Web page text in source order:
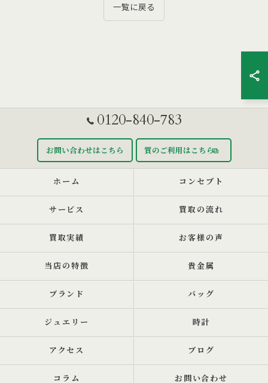
一覧に戻る
0120-840-783
お問い合わせはこちら 質のご利用はこちら
ホーム コンセプト
サービス 買取の流れ
買取実績 お客様の声
当店の特徴 貴金属
ブランド バッグ
ジュエリー 時計
アクセス ブログ
コラム お問い合わせ